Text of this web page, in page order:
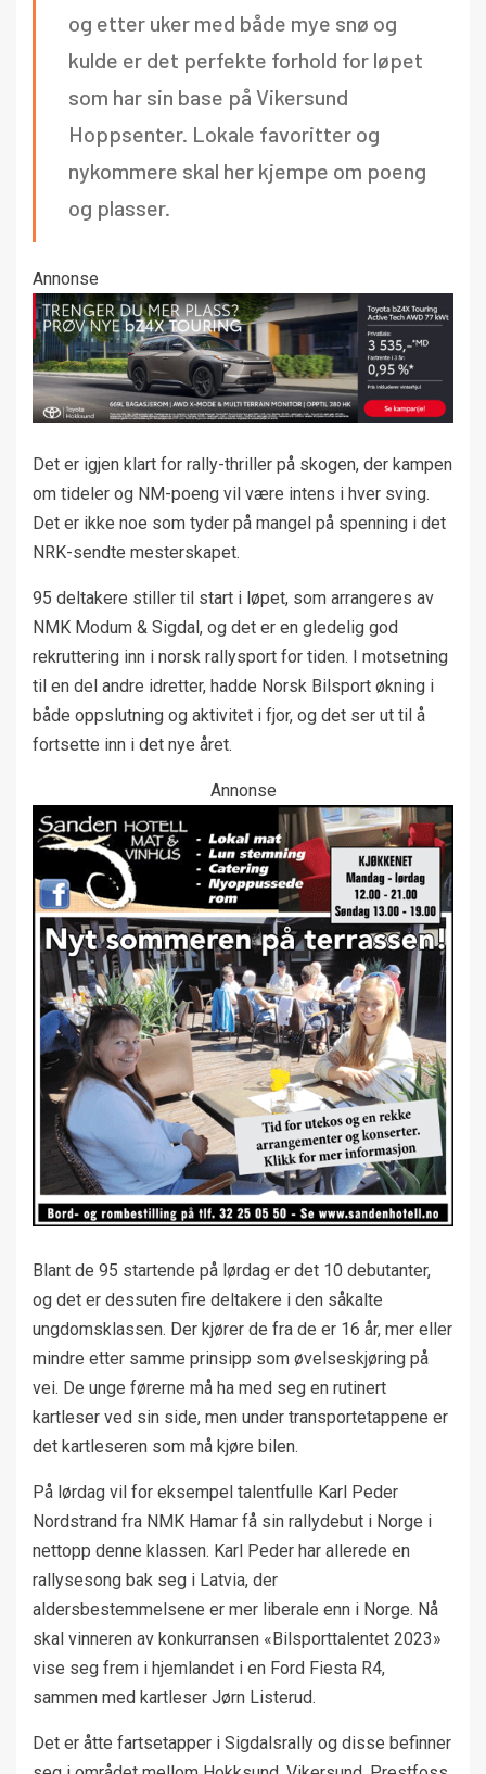
og etter uker med både mye snø og
kulde er det perfekte forhold for løpet
som har sin base på Vikersund
Hoppsenter. Lokale favoritter og
nykommere skal her kjempe om poeng
og plasser.
Annonse
Det er igjen klart for rally-thriller på skogen, der kampen
om tideler og NM-poeng vil være intens i hver sving.
Det er ikke noe som tyder på mangel på spenning i det
NRK-sendte mesterskapet.
95 deltakere stiller til start i løpet, som arrangeres av
NMK Modum & Sigdal, og det er en gledelig god
rekruttering inn i norsk rallysport for tiden. I motsetning
til en del andre idretter, hadde Norsk Bilsport økning i
både oppslutning og aktivitet i fjor, og det ser ut til å
fortsette inn i det nye året.
Annonse
Blant de 95 startende på lørdag er det 10 debutanter,
og det er dessuten fire deltakere i den såkalte
ungdomsklassen. Der kjører de fra de er 16 år, mer eller
mindre etter samme prinsipp som øvelseskjøring på
vei. De unge førerne må ha med seg en rutinert
kartleser ved sin side, men under transportetappene er
det kartleseren som må kjøre bilen.
På lørdag vil for eksempel talentfulle Karl Peder
Nordstrand fra NMK Hamar få sin rallydebut i Norge i
nettopp denne klassen. Karl Peder har allerede en
rallysesong bak seg i Latvia, der
aldersbestemmelsene er mer liberale enn i Norge. Nå
skal vinneren av konkurransen «Bilsporttalentet 2023»
vise seg frem i hjemlandet i en Ford Fiesta R4,
sammen med kartleser Jørn Listerud.
Det er åtte fartsetapper i Sigdalsrally og disse befinner